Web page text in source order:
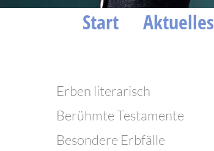
Start Aktuelles
Erben literarisch
Berühmte Testamente
Besondere Erbfälle